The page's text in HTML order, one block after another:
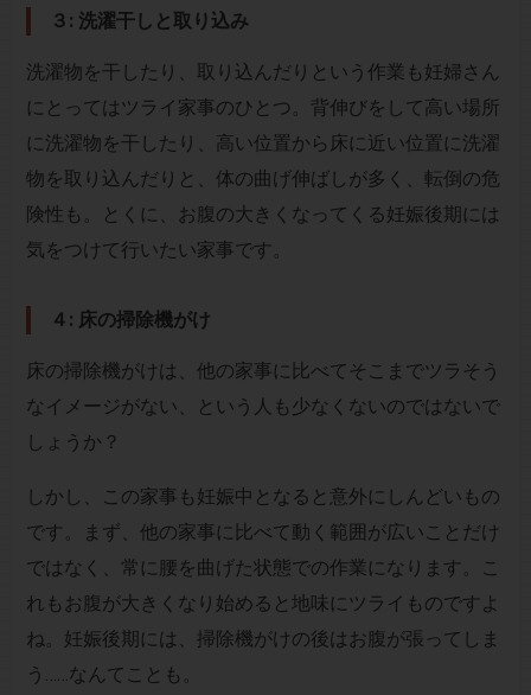
３: 洗濯干しと取り込み
洗濯物を干したり、取り込んだりという作業も妊婦さん
にとってはツライ家事のひとつ。背伸びをして高い場所
に洗濯物を干したり、高い位置から床に近い位置に洗濯
物を取り込んだりと、体の曲げ伸ばしが多く、転倒の危
険性も。とくに、お腹の大きくなってくる妊娠後期には
気をつけて行いたい家事です。
４: 床の掃除機がけ
床の掃除機がけは、他の家事に比べてそこまでツラそう
なイメージがない、という人も少なくないのではないで
しょうか？
しかし、この家事も妊娠中となると意外にしんどいもの
です。まず、他の家事に比べて動く範囲が広いことだけ
ではなく、常に腰を曲げた状態での作業になります。こ
れもお腹が大きくなり始めると地味にツライものですよ
ね。妊娠後期には、掃除機がけの後はお腹が張ってしま
う……なんてことも。